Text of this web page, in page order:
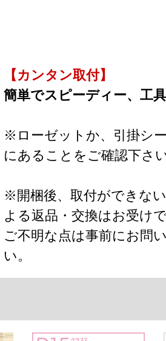
【カンタン取付】
簡単でスピーディー、工
※ローゼットか、引掛シ
にあることをご確認下さ
※開梱後、取付ができな
よる返品・交換はお受け
ご不明な点は事前にお問
い。